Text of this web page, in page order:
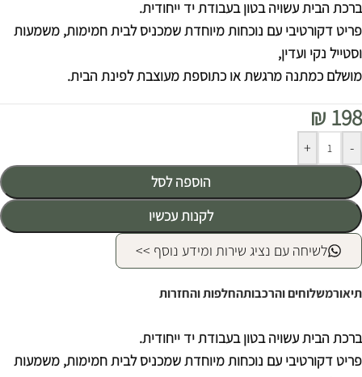
ברכת הבית עשויה בטון בעבודת יד ייחודית.
פריט דקורטיבי עם נוכחות מיוחדת שמכניס לבית חמימות, משמעות
וסטייל נקי ועדין,
מושלם כמתנה מרגשת או כתוספת מעוצבת לפינת הבית.
₪ 198
-
+
הוספה לסל
לקנות עכשיו
Alternative:
לשיחה עם נציג שירות ומידע נוסף >>
תיאורמשלוחים והרכבותהחלפות והחזרות
ברכת הבית עשויה בטון בעבודת יד ייחודית.
פריט דקורטיבי עם נוכחות מיוחדת שמכניס לבית חמימות, משמעות